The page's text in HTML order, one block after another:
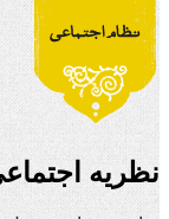
نظریه